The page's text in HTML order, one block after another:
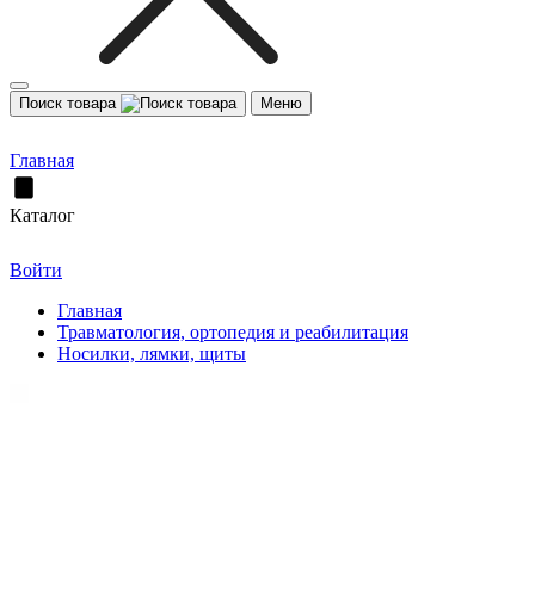
Поиск товара Меню
Главная
Каталог
Войти
Главная
Травматология, ортопедия и реабилитация
Носилки, лямки, щиты